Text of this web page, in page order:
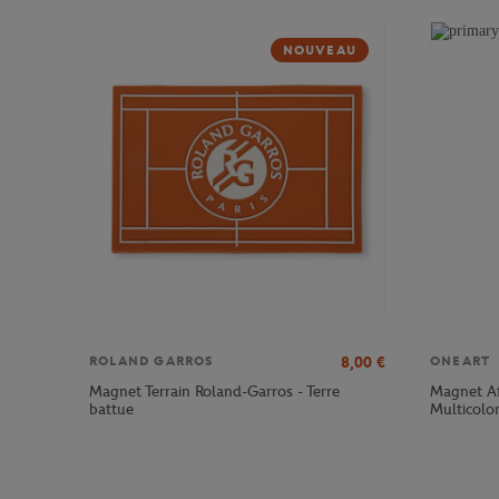
NOUVEAU
ROLAND GARROS 8,00 €
Magnet Terrain Roland-Garros - Terre
battue
ONEART
Magnet